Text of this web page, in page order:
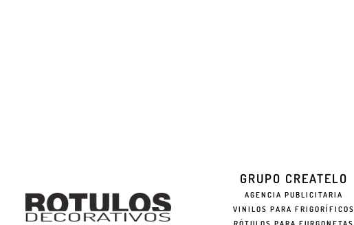
GRUPO CREATELO
AGENCIA PUBLICITARIA
VINILOS PARA FRIGORÍFICOS